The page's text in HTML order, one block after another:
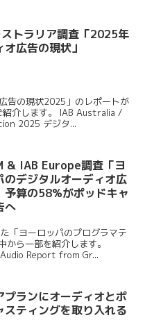
トラリア調査「2025年
広告の現状」
告の現状2025」のレポートが
紹介します。 IAB Australia /
2025 デジタ...
& IAB Europe調査「ヨ
のデジタルオーディオ広
予算の58%がポッドキャ
へ
「ヨーロッパのプログラマテ
ら一部を紹介します。
Report from Gr...
プランにオーディオとポ
スティングを取り入れる